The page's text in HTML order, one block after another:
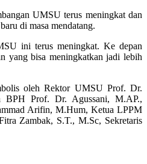
UMSU terus meningkat dan
di masa mendatang.
ini terus meningkat. Ke depan
yang bisa meningkatkan jadi lebih
oleh Rektor UMSU Prof. Dr.
BPH Prof. Dr. Agussani, M.AP.,
Arifin, M.Hum, Ketua LPPM
Zambak, S.T., M.Sc, Sekretaris